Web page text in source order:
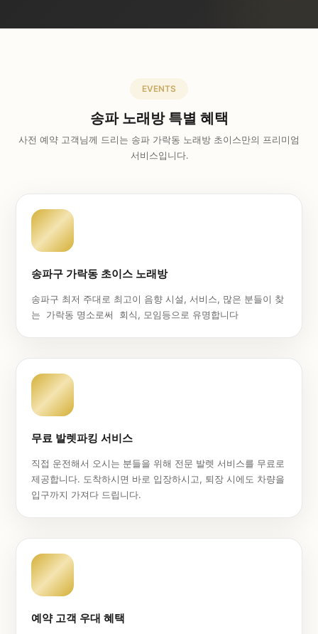
EVENTS
송파 노래방 특별 혜택
사전 예약 고객님께 드리는 송파 가락동 노래방 초이스만의 프리미엄
서비스입니다.
송파구 가락동 초이스 노래방
송파구 최저 주대로 최고이 음향 시설, 서비스, 많은 분들이 찾
는 가락동 명소로써 회식, 모임등으로 유명합니다
무료 발렛파킹 서비스
직접 운전해서 오시는 분들을 위해 전문 발렛 서비스를 무료로
제공합니다. 도착하시면 바로 입장하시고, 퇴장 시에도 차량을
입구까지 가져다 드립니다.
예약 고객 우대 혜택